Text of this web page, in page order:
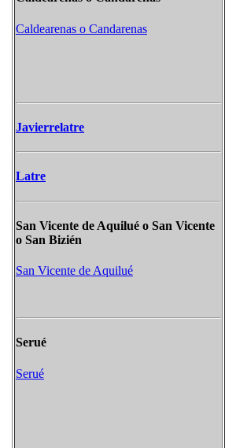
Caldearenas o Candarenas
Javierrelatre
Latre
San Vicente de Aquilué o San Vicente
o San Bizién
San Vicente de Aquilué
Serué
Serué